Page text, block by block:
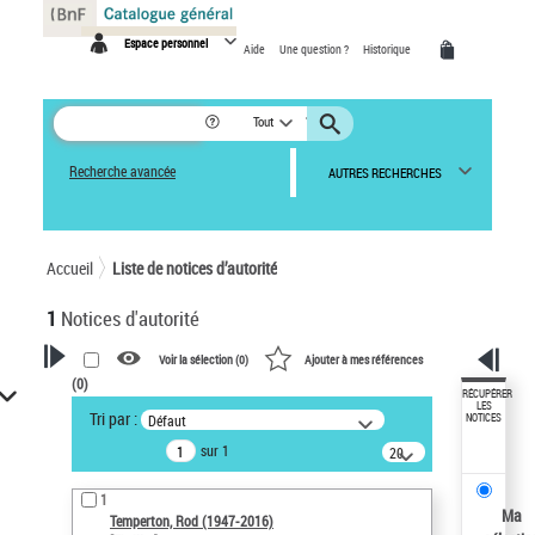
Espace personnel Aide Une question ? Historique
Tout
Recherche avancée AUTRES RECHERCHES
Accueil Liste de notices d’autorité
1 Notices d'autorité
VOTRE RECHERCHE
Recherche avancée dans les
notices d’autorité
Œuvres liées à l'auteur :
Temperton, Rod (1947-2016)
Voir la sélection (0) Ajouter à mes références
(0)
Tri par : Défaut
sur 1
20
résultats/page
1
Temperton, Rod (1947-2016)
RÉCUPÉRER
LES
NOTICES
Ma
Panneau de gestion des cookies